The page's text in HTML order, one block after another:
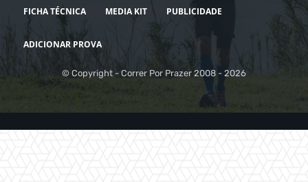
FICHA TÉCNICA MEDIA KIT PUBLICIDADE
ADICIONAR PROVA
© Copyright - Correr Por Prazer 2008 - 2026